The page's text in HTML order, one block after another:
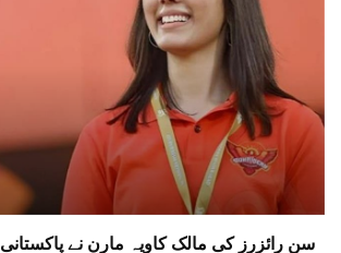
سن رائزرز کی مالک کاویہ مارن نے پاکستانی